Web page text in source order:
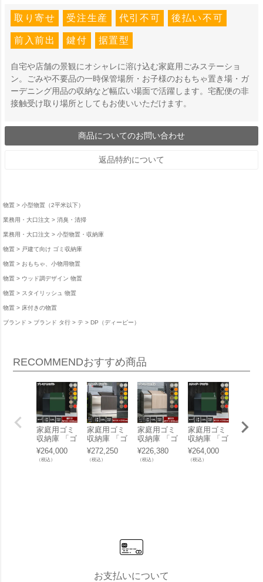
取り寄せ 受注生産 代引不可 後払い不可
前入前出 鍵付 据置型
自宅や店舗の景観にオシャレに溶け込む家庭用ごみステーショ
ン。ごみや不要品の一時保管場所・お子様のおもちゃ置き場・ガ
ーデニング用品の収納など幅広い場面で活躍します。宅配便の非
接触受け取り場所としてもお使いいただけます。
商品についてのお問い合わせ
返品特約について
物置 小型物置（2平米以下）
業務用・大口注文 消臭・清掃
業務用・大口注文 小型物置・収納庫
物置 戸建て向け ゴミ収納庫
物置 おもちゃ、小物用物置
物置 ウッド調デザイン 物置
物置 スタイリッシュ 物置
物置 床付きの物置
ブランド ブランド タ行 テ DP（ディーピー）
RECOMMENDおすすめ商品
家庭用ゴミ
収納庫 「ゴ
ミステーシ
ョン ホーム
スライド04
¥264,000
（税込）
家庭用ゴミ
収納庫 「ゴ
ミステーシ
ョン ホーム
スライド03
¥272,250
（税込）
家庭用ゴミ
収納庫 「ゴ
ミステーシ
ョン ホーム
スライド02
¥226,380
（税込）
家庭用ゴミ
収納庫 「ゴ
ミステーシ
ョン ホーム
スライド03
¥264,000
（税込）
家庭
お支払いについて